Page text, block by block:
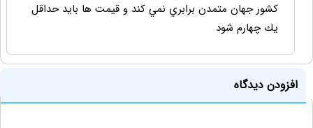
كشور جهان متمدن برابري نمي كند و قيمت ها بايد حداقل
يك چهارم شود
افزودن دیدگاه